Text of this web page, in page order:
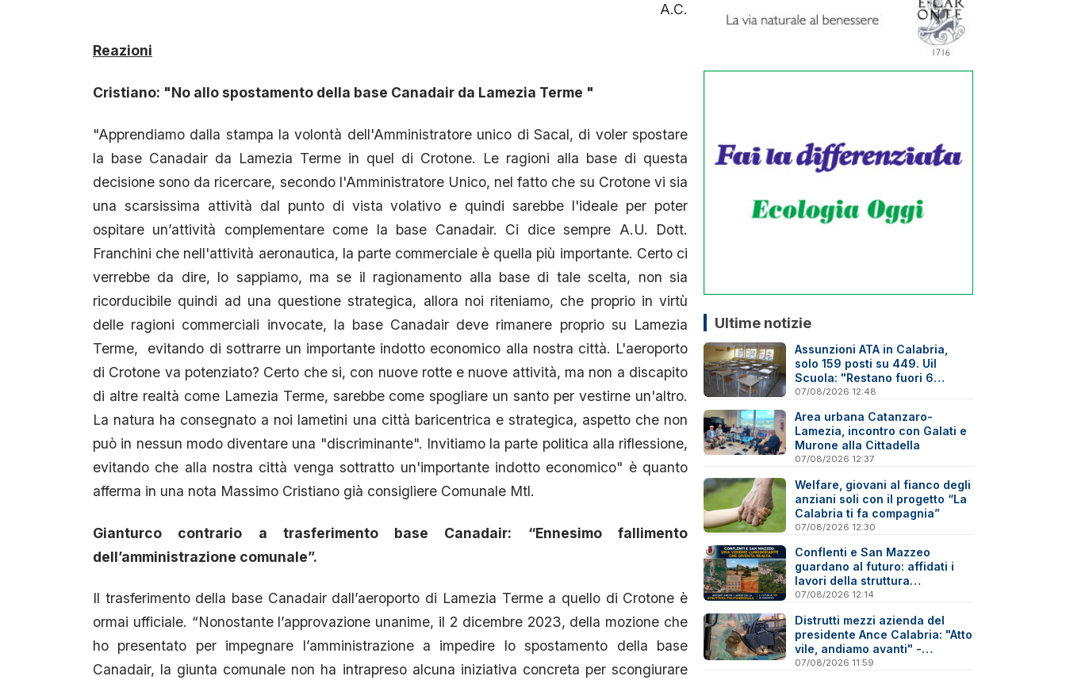
A.C.
Reazioni
Cristiano: "No allo spostamento della base Canadair da Lamezia Terme "
"Apprendiamo dalla stampa la volontà dell'Amministratore unico di Sacal, di voler spostare
la base Canadair da Lamezia Terme in quel di Crotone. Le ragioni alla base di questa
decisione sono da ricercare, secondo l'Amministratore Unico, nel fatto che su Crotone vi sia
una scarsissima attività dal punto di vista volativo e quindi sarebbe l'ideale per poter
ospitare un’attività complementare come la base Canadair. Ci dice sempre A.U. Dott.
Franchini che nell'attività aeronautica, la parte commerciale è quella più importante. Certo ci
verrebbe da dire, lo sappiamo, ma se il ragionamento alla base di tale scelta, non sia
ricorducibile quindi ad una questione strategica, allora noi riteniamo, che proprio in virtù
delle ragioni commerciali invocate, la base Canadair deve rimanere proprio su Lamezia
Terme, evitando di sottrarre un importante indotto economico alla nostra città. L'aeroporto
di Crotone va potenziato? Certo che si, con nuove rotte e nuove attività, ma non a discapito
di altre realtà come Lamezia Terme, sarebbe come spogliare un santo per vestirne un'altro.
La natura ha consegnato a noi lametini una città baricentrica e strategica, aspetto che non
può in nessun modo diventare una "discriminante". Invitiamo la parte politica alla riflessione,
evitando che alla nostra città venga sottratto un'importante indotto economico" è quanto
afferma in una nota Massimo Cristiano già consigliere Comunale Mtl.
Gianturco contrario a trasferimento base Canadair: “Ennesimo fallimento
dell’amministrazione comunale”.
Il trasferimento della base Canadair dall’aeroporto di Lamezia Terme a quello di Crotone è
ormai ufficiale. “Nonostante l’approvazione unanime, il 2 dicembre 2023, della mozione che
ho presentato per impegnare l’amministrazione a impedire lo spostamento della base
Canadair, la giunta comunale non ha intrapreso alcuna iniziativa concreta per scongiurare
Ultime notizie
Assunzioni ATA in Calabria,
solo 159 posti su 449. Uil
Scuola: "Restano fuori 6
precari su 10"
07/08/2026 12:48
Area urbana Catanzaro-
Lamezia, incontro con Galati e
Murone alla Cittadella
07/08/2026 12:37
Welfare, giovani al fianco degli
anziani soli con il progetto “La
Calabria ti fa compagnia”
07/08/2026 12:30
Conflenti e San Mazzeo
guardano al futuro: affidati i
lavori della struttura
polifunzionale
07/08/2026 12:14
Distrutti mezzi azienda del
presidente Ance Calabria: "Atto
vile, andiamo avanti" -
Reazioni
07/08/2026 11:59